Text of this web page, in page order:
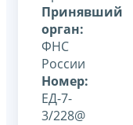
Принявший
орган:
ФНС
России
Номер:
ЕД-7-
3/228@